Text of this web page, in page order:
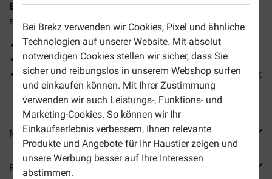
Bei Brekz verwenden wir Cookies, Pixel und ähnliche
Technologien auf unserer Website. Mit absolut
notwendigen Cookies stellen wir sicher, dass Sie
sicher und reibungslos in unserem Webshop surfen
und einkaufen können. Mit Ihrer Zustimmung
verwenden wir auch Leistungs-, Funktions- und
Marketing-Cookies. So können wir Ihr
Einkaufserlebnis verbessern, Ihnen relevante
Produkte und Angebote für Ihr Haustier zeigen und
unsere Werbung besser auf Ihre Interessen
abstimmen.
Brekz Snacks - Ochsenziemer 15 cm für Hundeeignet
sich als Leckerbissen für Hunde aller Rassen.
Herrliche Zwischenmahlzeit
Für langanhaltenden Kauspaß
Unterstützt die Sauberkeit der Zähne und die Gesundheit
des Zahnfleisches
Mehr Produktinfos
Reviews